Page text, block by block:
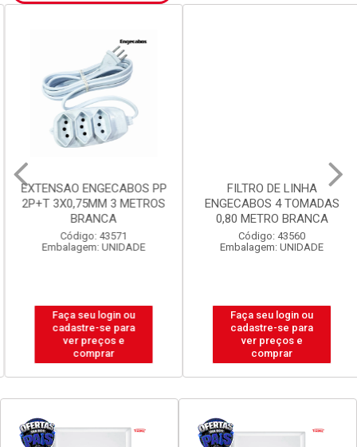
EXTENSAO ENGECABOS PP
2P+T 3X0,75MM 3 METROS
BRANCA
Código: 43571
Embalagem: UNIDADE
Faça seu login ou
cadastre-se para
ver preços e
comprar
FILTRO DE LINHA
ENGECABOS 4 TOMADAS
0,80 METRO BRANCA
Código: 43560
Embalagem: UNIDADE
Faça seu login ou
cadastre-se para
ver preços e
comprar